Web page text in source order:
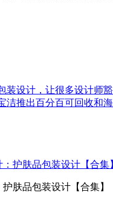
装设计，让很多设计师
洁推出百分百可回收和
肤品包装设计【合集】